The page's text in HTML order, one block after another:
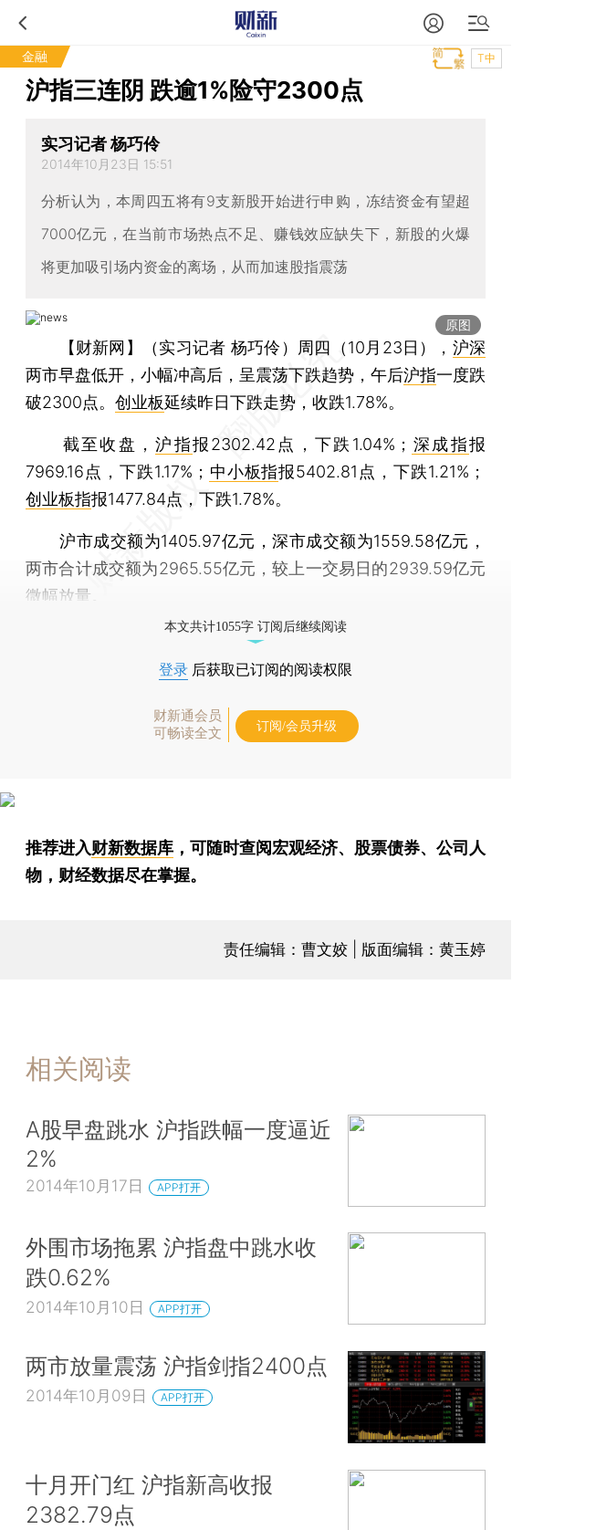
金融 T中
沪指三连阴 跌逾1%险守2300点
实习记者 杨巧伶
2014年10月23日 15:51
分析认为，本周四五将有9支新股开始进行申购，冻结资金有望超
7000亿元，在当前市场热点不足、赚钱效应缺失下，新股的火爆
将更加吸引场内资金的离场，从而加速股指震荡
原图
【财新网】（实习记者 杨巧伶） 周四（10月23日）， 沪深
两市早盘低开，小幅冲高后，呈震荡下跌趋势，午后沪指一度跌
破2300点。 创业板延续昨日下跌走势，收跌1.78%。
截至收盘，沪指报2302.42点，下跌1.04%； 深成指报
7969.16点，下跌1.17%； 中小板指报5402.81点，下跌1.21%；
创业板指报1477.84点，下跌1.78%。
沪市成交额为1405.97亿元，深市成交额为1559.58亿元，
两市合计成交额为2965.55亿元，较上一交易日的2939.59亿元
微幅放量。
本文共计1055字 订阅后继续阅读
登录 后获取已订阅的阅读权限
财新通会员
可畅读全文
订阅/会员升级
推荐进入财新数据库 ，可随时查阅宏观经济、股票债券、公司人
物，财经数据尽在掌握。
责任编辑：曹文姣 | 版面编辑：黄玉婷
相关阅读
A股早盘跳水 沪指跌幅一度逼近
2%
2014年10月17日 APP打开
外围市场拖累 沪指盘中跳水收
跌0.62%
2014年10月10日 APP打开
两市放量震荡 沪指剑指2400点
2014年10月09日 APP打开
十月开门红 沪指新高收报
2382.79点